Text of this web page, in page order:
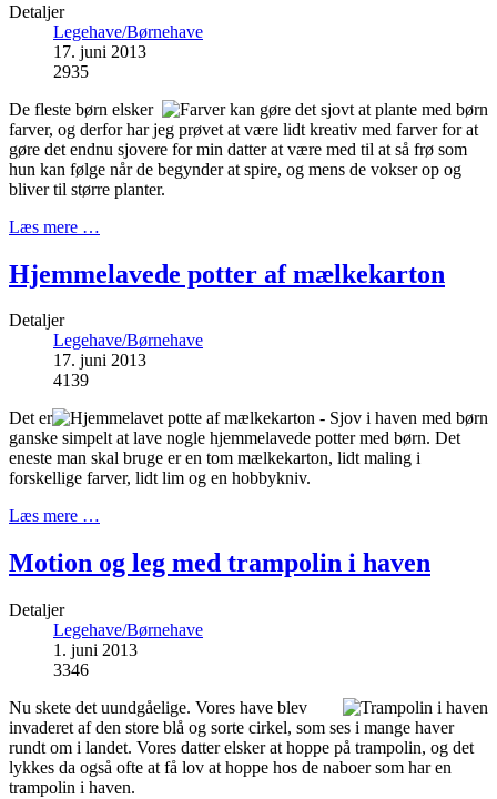
Detaljer
Legehave/Børnehave
17. juni 2013
2935
De fleste børn elsker
farver, og derfor har jeg prøvet at være lidt kreativ med farver for at
gøre det endnu sjovere for min datter at være med til at så frø som
hun kan følge når de begynder at spire, og mens de vokser op og
bliver til større planter.
Læs mere …
Hjemmelavede potter af mælkekarton
Detaljer
Legehave/Børnehave
17. juni 2013
4139
Det er
ganske simpelt at lave nogle hjemmelavede potter med børn. Det
eneste man skal bruge er en tom mælkekarton, lidt maling i
forskellige farver, lidt lim og en hobbykniv.
Læs mere …
Motion og leg med trampolin i haven
Detaljer
Legehave/Børnehave
1. juni 2013
3346
Nu skete det uundgåelige. Vores have blev
invaderet af den store blå og sorte cirkel, som ses i mange haver
rundt om i landet. Vores datter elsker at hoppe på trampolin, og det
lykkes da også ofte at få lov at hoppe hos de naboer som har en
trampolin i haven.